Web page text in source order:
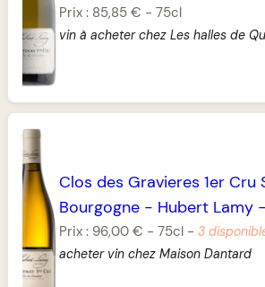
Prix : 85,85 € - 75cl
vin à acheter chez Les halles de
Clos des Gravieres 1er Cru
Bourgogne - Hubert Lamy -
Prix : 96,00 € -75cl -3
acheter vin chez Maison Dantard